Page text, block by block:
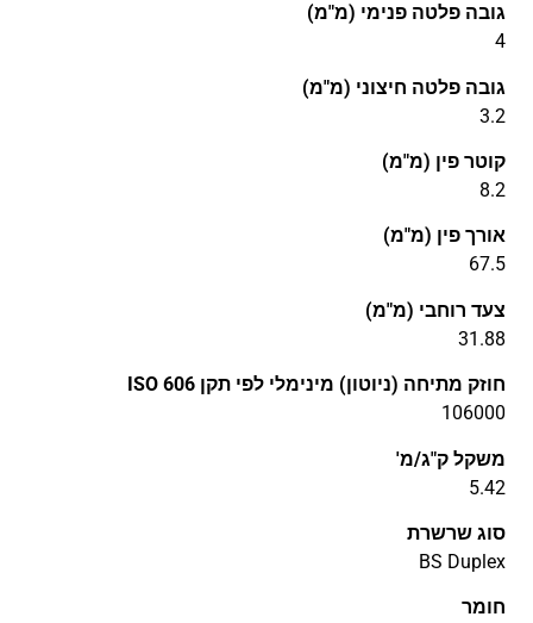
גובה פלטה פנימי (מ"מ)
4
גובה פלטה חיצוני (מ"מ)
3.2
קוטר פין (מ"מ)
8.2
אורך פין (מ"מ)
67.5
צעד רוחבי (מ"מ)
31.88
חוזק מתיחה (ניוטון) מינימלי לפי תקן ISO 606
106000
משקל ק"ג/מ'
5.42
סוג שרשרת
BS Duplex
חומר